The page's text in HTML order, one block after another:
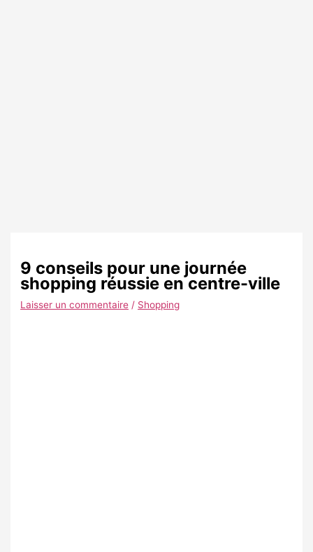
9 conseils pour une journée
shopping réussie en centre-ville
Laisser un commentaire / Shopping